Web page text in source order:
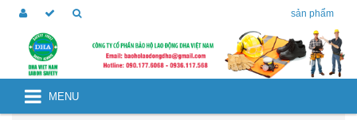
sản phẩm
MENU